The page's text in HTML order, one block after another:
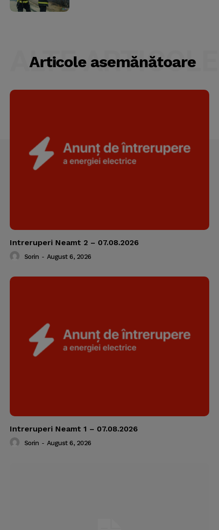
Articole asemănătoare
ALTE ARTICOLE
Intreruperi Neamt 2 – 07.08.2026
Sorin - August 6, 2026
Intreruperi Neamt 1 – 07.08.2026
Sorin - August 6, 2026